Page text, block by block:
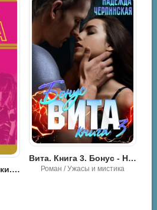
Дольче вита по-русски. Девушки любят похолоднее - Марина Серова
Вита. Книга 3. Бонус - Надежда Черпинская
Роман / Ужасы и мистика